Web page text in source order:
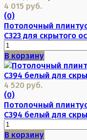
4 015 руб.
(0)
Потолочный
C323 для скрытого
В корзину
4 520 руб.
(0)
Потолочный
C394 белый для
В корзину